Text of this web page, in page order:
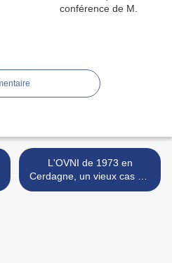
L'OVNI de 1973 en
Cerdagne, un vieux cas qui
donne du fil à retordre ! >